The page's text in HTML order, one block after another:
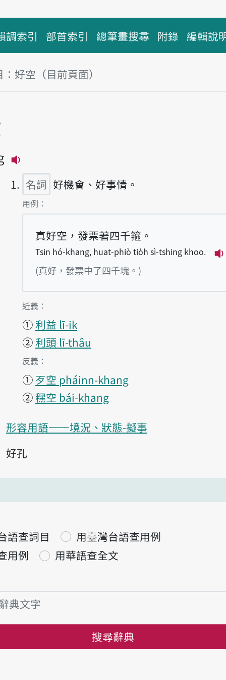
調索引 部首索引 總筆畫搜尋 附錄 編輯說
好空（目前頁面）
名詞 好機會、好事情。
第1項釋義的
用例：
真好空，發票著四千箍。
Tsin hó-khang, huat-phiò tio̍h sì-tshing khoo.
(真好，發票中了四千塊。)
第1項釋義的
近義：
①利益 lī-ik
②利頭 lī-thâu
第1項釋義的
反義：
① 歹空 pháinn-khang
② 䆀空 bái-khang
形容用語——境況、狀態-擬事
好孔
語查詞目
用臺灣台語查用例
用例
用華語查全文
搜尋辭典